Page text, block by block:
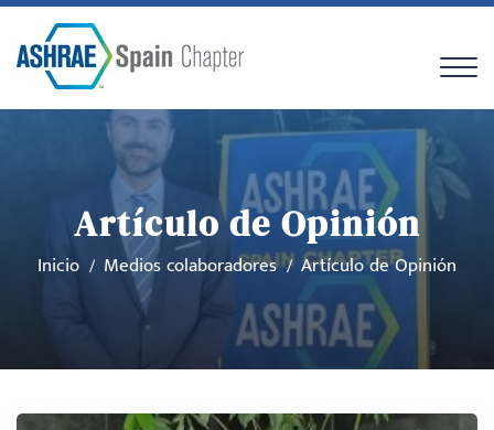
Artículo de Opinión
Inicio Medios colaboradores Artículo de Opinión